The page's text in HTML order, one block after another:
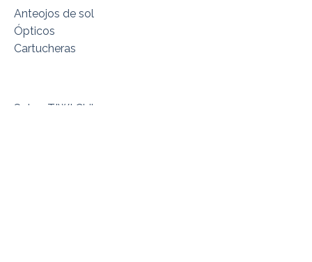
Anteojos de sol
Ópticos
Cartucheras
Sobre TIWI Chile